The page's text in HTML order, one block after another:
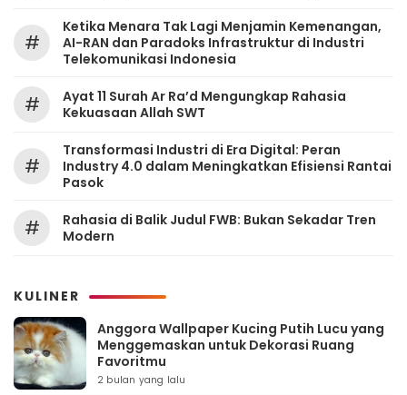
#
Ketika Menara Tak Lagi Menjamin Kemenangan,
AI-RAN dan Paradoks Infrastruktur di Industri
Telekomunikasi Indonesia
#
Ayat 11 Surah Ar Ra’d Mengungkap Rahasia
Kekuasaan Allah SWT
#
Transformasi Industri di Era Digital: Peran
Industry 4.0 dalam Meningkatkan Efisiensi Rantai
Pasok
#
Rahasia di Balik Judul FWB: Bukan Sekadar Tren
Modern
KULINER
Anggora Wallpaper Kucing Putih Lucu yang
Menggemaskan untuk Dekorasi Ruang
Favoritmu
2 bulan yang lalu